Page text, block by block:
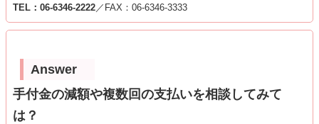
TEL：06-6346-2222／FAX：06-6346-3333
Answer
手付金の減額や複数回の支払いを相談してみて
は？